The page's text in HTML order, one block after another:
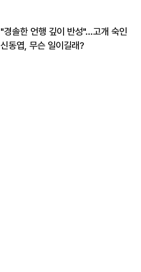
"경솔한 언행 깊이 반성"…고개 숙인
신동엽, 무슨 일이길래?